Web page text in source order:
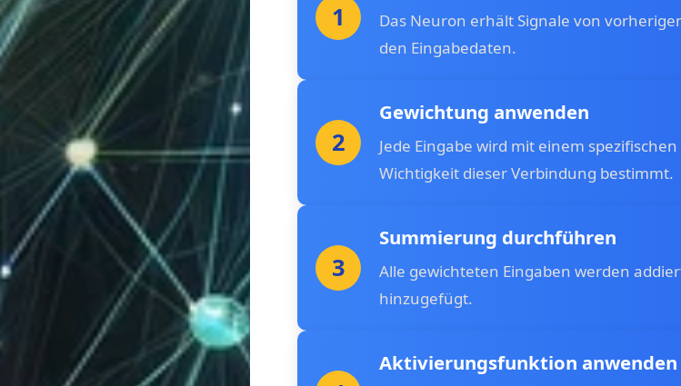
1
Das Neuron erhält Signale von
den Eingabedaten.
2
Gewichtung anwenden
Jede Eingabe wird mit einem
Wichtigkeit dieser Verbindung bestimmt.
3
Summierung durchführen
Alle gewichteten Eingaben werden
hinzugefügt.
Aktivierungsfunktion anwenden